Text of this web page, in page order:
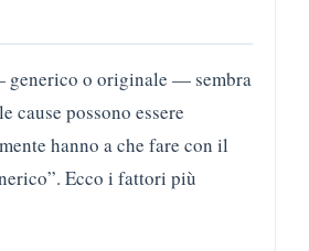
generico o originale — sembra
cause possono essere
hanno a che fare con il
Ecco i fattori più